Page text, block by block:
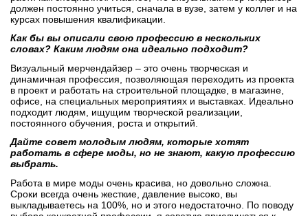
должен постоянно учиться, сначала в вузе, затем у коллег и на
курсах повышения квалификации.
Как бы вы описали свою профессию в нескольких
словах? Каким людям она идеально подходит?
Визуальный мерчендайзер – это очень творческая и
динамичная профессия, позволяющая переходить из проекта
в проект и работать на строительной площадке, в магазине,
офисе, на специальных мероприятиях и выставках. Идеально
подходит людям, ищущим творческой реализации,
постоянного обучения, роста и открытий.
Дайте совет молодым людям, которые хотят
работать в сфере моды, но не знают, какую профессию
выбрать.
Работа в мире моды очень красива, но довольно сложна.
Сроки всегда очень жесткие, давление высоко, вы
выкладываетесь на 100%, но и этого недостаточно. По поводу